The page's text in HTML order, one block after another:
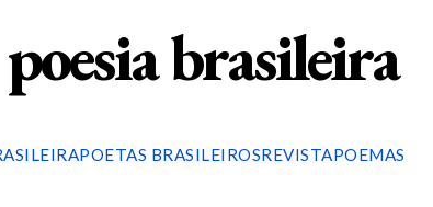
brasileira
POETAS BRASILEIROSREVISTAPOEMAS